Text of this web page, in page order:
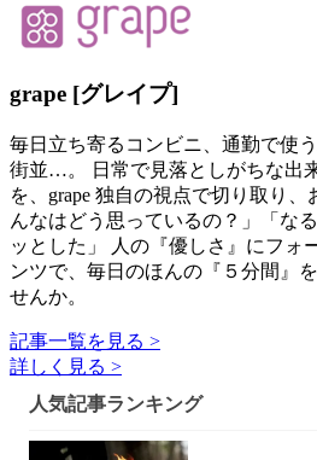
grape [グレイプ]
毎日立ち寄るコンビニ、通勤で使
街並…。 日常で見落としがちな出
を、grape 独自の視点で切り取り
んなはどう思っているの？」「な
ッとした」 人の『優しさ』にフォ
ンツで、毎日のほんの『５分間』
せんか。
記事一覧を見る >
詳しく見る >
人気記事ランキング